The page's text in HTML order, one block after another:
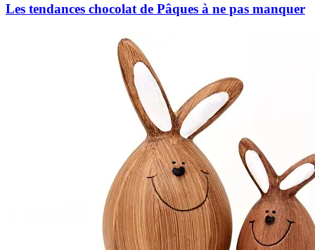
Les tendances chocolat de Pâques à ne pas manquer